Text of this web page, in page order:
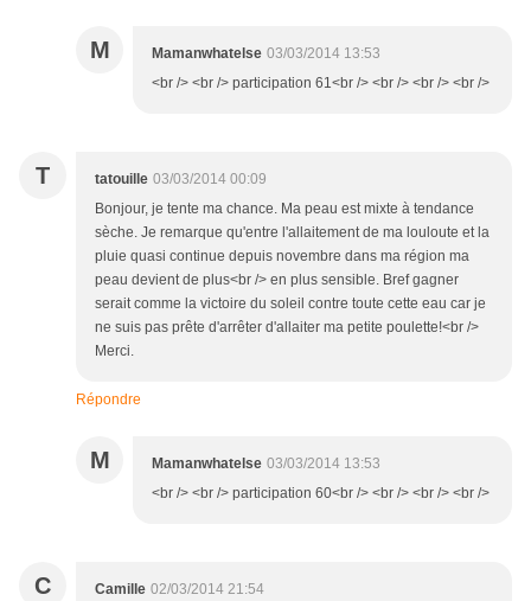
M Mamanwhatelse 03/03/2014 13:53
<br /> <br /> participation 61<br /> <br /> <br /> <br />
T tatouille 03/03/2014 00:09
Bonjour, je tente ma chance. Ma peau est mixte à tendance
sèche. Je remarque qu'entre l'allaitement de ma louloute et la
pluie quasi continue depuis novembre dans ma région ma
peau devient de plus<br /> en plus sensible. Bref gagner
serait comme la victoire du soleil contre toute cette eau car je
ne suis pas prête d'arrêter d'allaiter ma petite poulette!<br />
Merci.
Répondre
M Mamanwhatelse 03/03/2014 13:53
<br /> <br /> participation 60<br /> <br /> <br /> <br />
C Camille 02/03/2014 21:54